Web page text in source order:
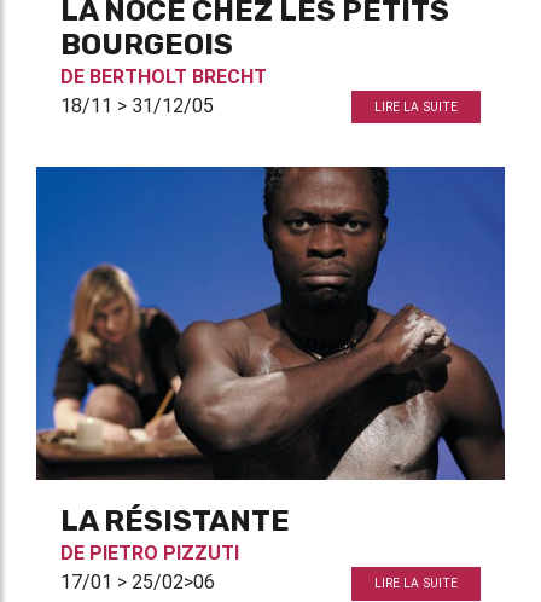
LA NOCE CHEZ LES PETITS
BOURGEOIS
DE BERTHOLT BRECHT
18/11 > 31/12/05
LIRE LA SUITE
LA RÉSISTANTE
DE PIETRO PIZZUTI
17/01 > 25/02>06
LIRE LA SUITE